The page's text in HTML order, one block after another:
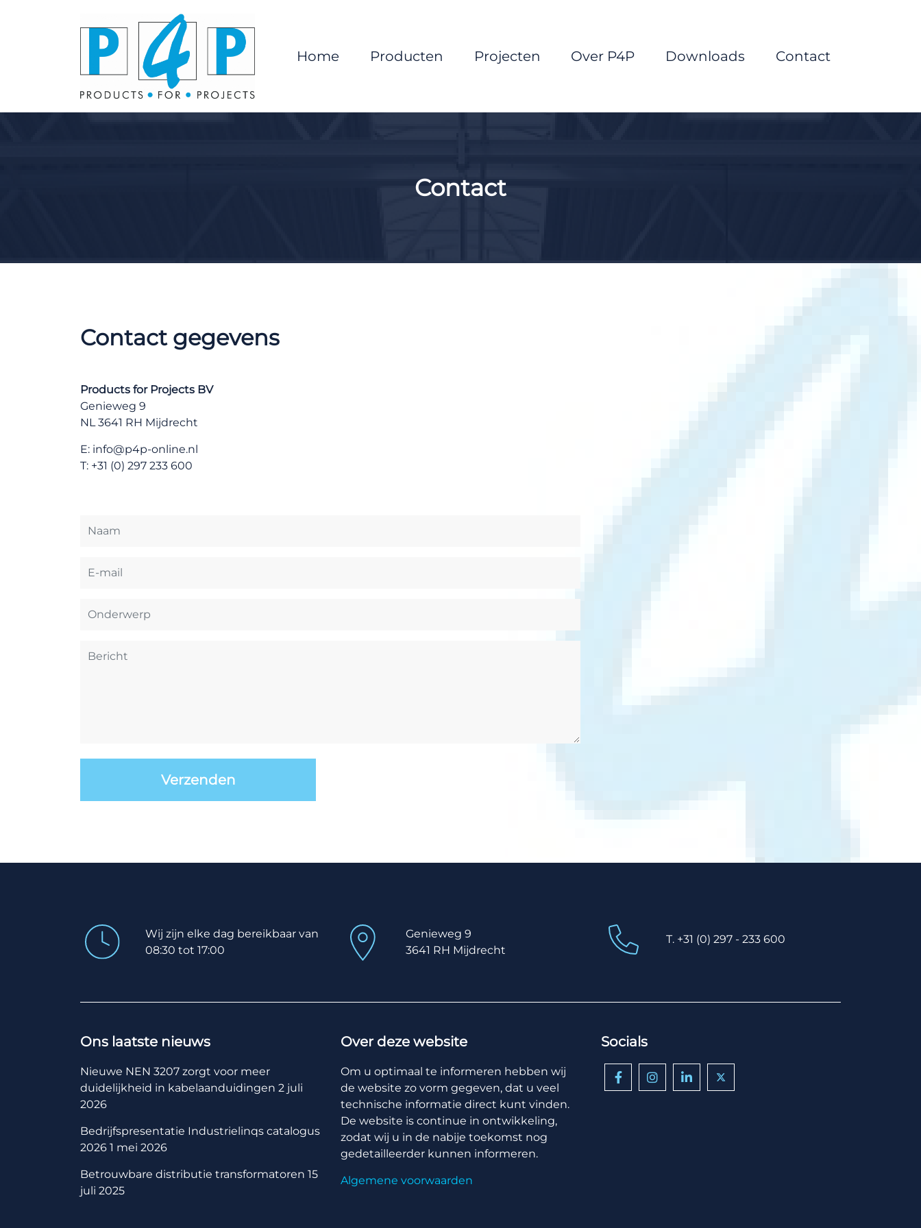
Home Producten Projecten Over P4P Downloads Contact
Contact
Contact gegevens
Products for Projects BV
Genieweg 9
NL 3641 RH Mijdrecht
E: info@p4p-online.nl
T: +31 (0) 297 233 600
Wij zijn elke dag bereikbaar van
08:30 tot 17:00
Genieweg 9
3641 RH Mijdrecht
T. +31 (0) 297 - 233 600
Ons laatste nieuws
Nieuwe NEN 3207 zorgt voor meer
duidelijkheid in kabelaanduidingen 2 juli
2026
Bedrijfspresentatie Industrielinqs catalogus
2026 1 mei 2026
Betrouwbare distributie transformatoren 15
juli 2025
Over deze website
Om u optimaal te informeren hebben wij
de website zo vorm gegeven, dat u veel
technische informatie direct kunt vinden.
De website is continue in ontwikkeling,
zodat wij u in de nabije toekomst nog
gedetailleerder kunnen informeren.
Algemene voorwaarden
Socials